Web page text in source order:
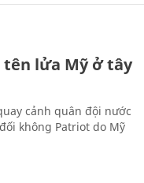
tên lửa Mỹ ở tây
cảnh quân đội nước
không Patriot do Mỹ